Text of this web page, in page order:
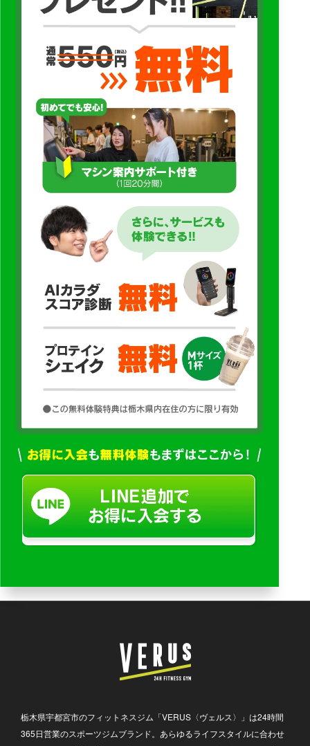
栃木県宇都宮市のフィットネスジム「VERUS〈ヴェルス〉」は24時間
365日営業のスポーツジムブランド。あらゆるライフスタイルに合わせ